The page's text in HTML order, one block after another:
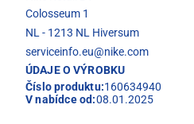
Colosseum 1
NL - 1213 NL Hiversum
serviceinfo.eu@nike.com
ÚDAJE O VÝROBKU
Číslo produktu:160634940
V nabídce od:08.01.2025